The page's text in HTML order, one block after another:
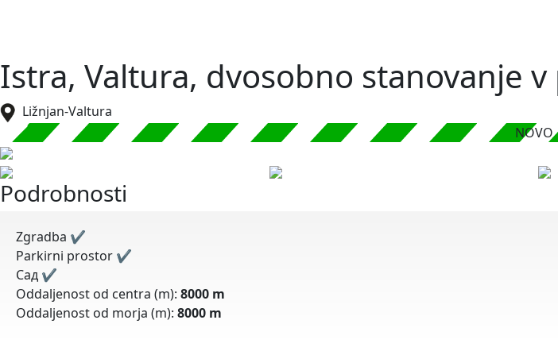
Istra, Valtura, dvosobno stanovanje
Ližnjan-Valtura
NOVO
Podrobnosti
Zgradba ✔
Parkirni prostor ✔
Cад ✔
Oddaljenost od centra (m): 8000 m
Oddaljenost od morja (m): 8000 m